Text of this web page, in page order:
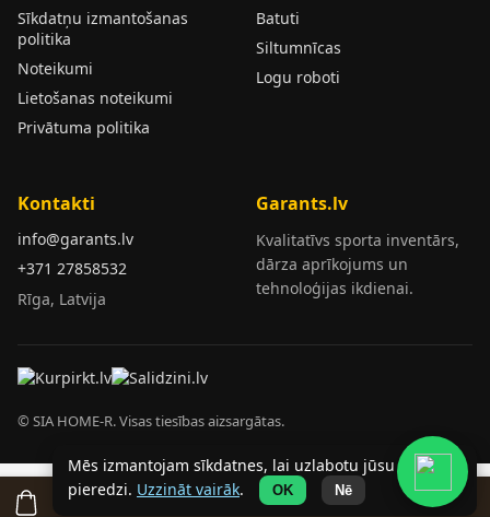
Sīkdatņu izmantošanas
politika
Noteikumi
Lietošanas noteikumi
Privātuma politika
Batuti
Siltumnīcas
Logu roboti
Kontakti
info@garants.lv
+371 27858532
Rīga, Latvija
Garants.lv
Kvalitatīvs sporta inventārs,
dārza aprīkojums un
tehnoloģijas ikdienai.
© SIA HOME-R. Visas tiesības aizsargātas.
Mēs izmantojam sīkdatnes, lai uzlabotu jūsu
pieredzi. Uzzināt vairāk. OK Nē